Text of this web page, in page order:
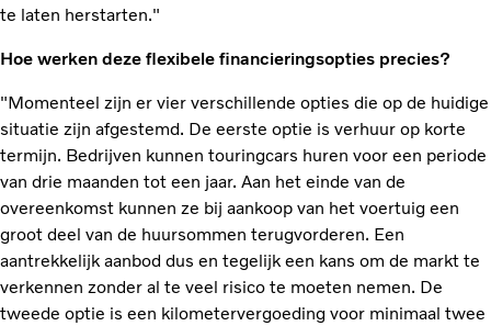
te laten herstarten."
Hoe werken deze flexibele financieringsopties precies?
"Momenteel zijn er vier verschillende opties die op de huidige
situatie zijn afgestemd. De eerste optie is verhuur op korte
termijn. Bedrijven kunnen touringcars huren voor een periode
van drie maanden tot een jaar. Aan het einde van de
overeenkomst kunnen ze bij aankoop van het voertuig een
groot deel van de huursommen terugvorderen. Een
aantrekkelijk aanbod dus en tegelijk een kans om de markt te
verkennen zonder al te veel risico te moeten nemen. De
tweede optie is een kilometervergoeding voor minimaal twee